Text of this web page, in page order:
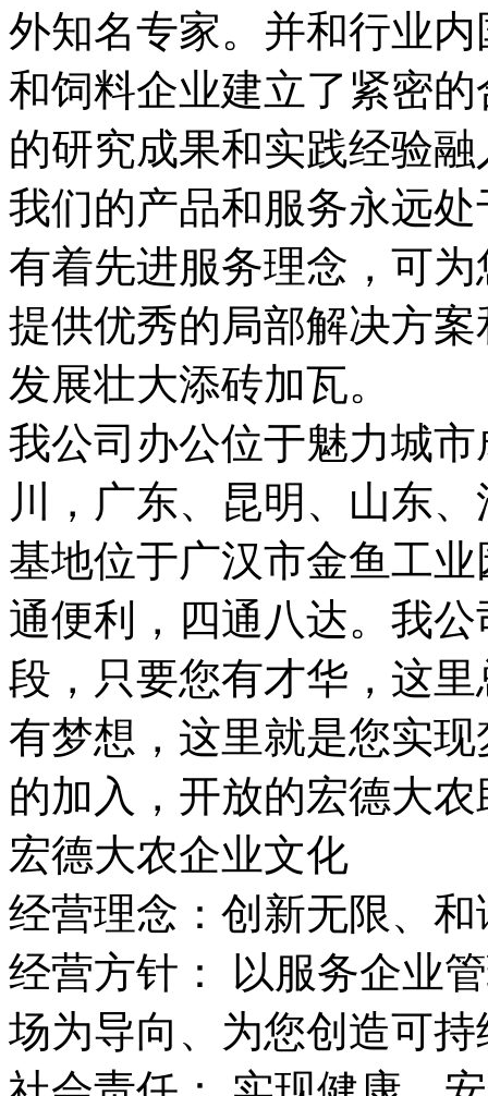
外知名专家。并和行业
和饲料企业建立了紧密
的研究成果和实践经验
我们的产品和服务永远
有着先进服务理念，可
提供优秀的局部解决方
发展壮大添砖加瓦。
我公司办公位于魅力城
川，广东、昆明、山东
基地位于广汉市金鱼工
通便利，四通八达。我
段，只要您有才华，这
有梦想，这里就是您实
的加入，开放的宏德大
宏德大农企业文化
经营理念：创新无限、
经营方针： 以服务企业
场为导向、为您创造可